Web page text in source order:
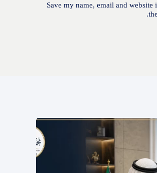
Save my name, email and website